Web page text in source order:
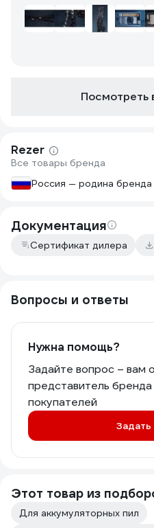
Посмотреть
Rezer
Все товары бренда
Россия — родина бренда
Документация
Сертификат дилера
Вопросы и ответы
Нужна помощь?
Задайте вопрос – вам
представитель бренда
покупателей
Этот товар из
Для аккумуляторных пил